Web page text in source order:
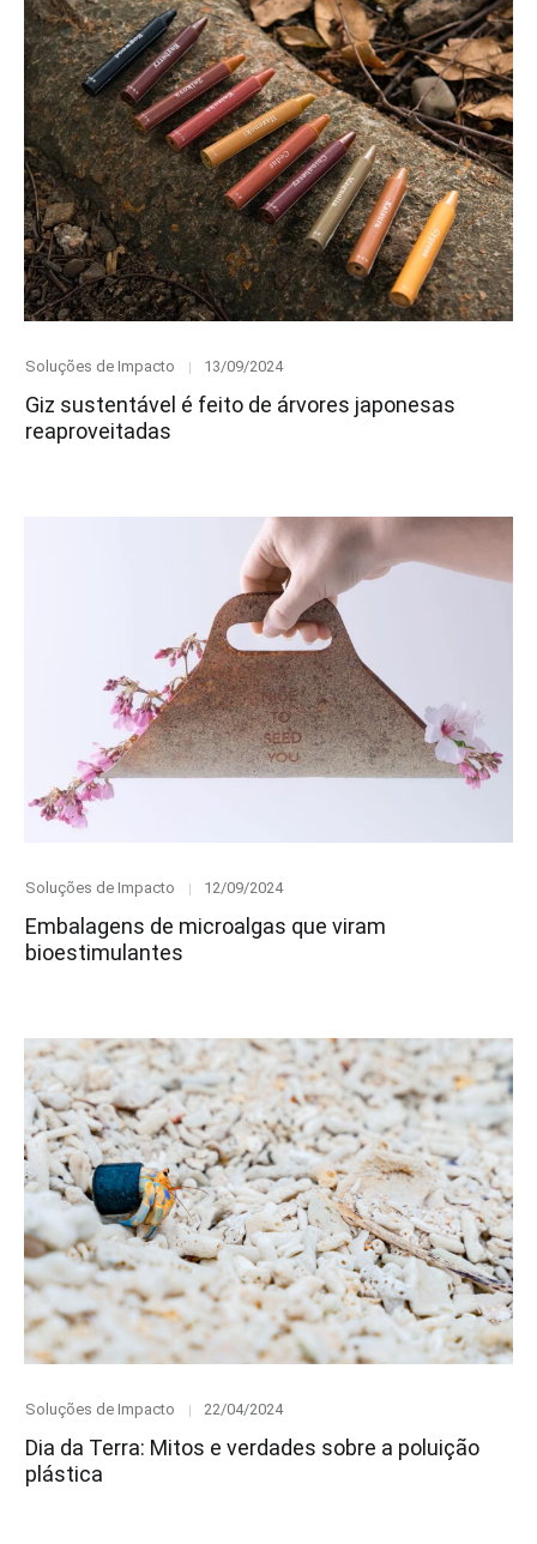
Category
Soluções de Impacto
Posted
13/09/2024
Giz sustentável é feito de árvores japonesas
reaproveitadas
Category
Soluções de Impacto
Posted
12/09/2024
Embalagens de microalgas que viram
bioestimulantes
Category
Soluções de Impacto
Posted
22/04/2024
Dia da Terra: Mitos e verdades sobre a poluição
plástica